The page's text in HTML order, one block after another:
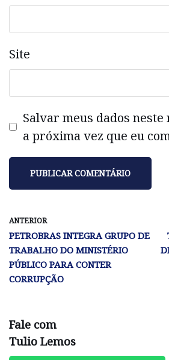
Site
Salvar meus dados
a próxima vez que eu
ANTERIOR
PETROBRAS INTEGRA GRUPO DE
TRABALHO DO MINISTÉRIO
PÚBLICO PARA CONTER
CORRUPÇÃO
Fale com
Tulio Lemos